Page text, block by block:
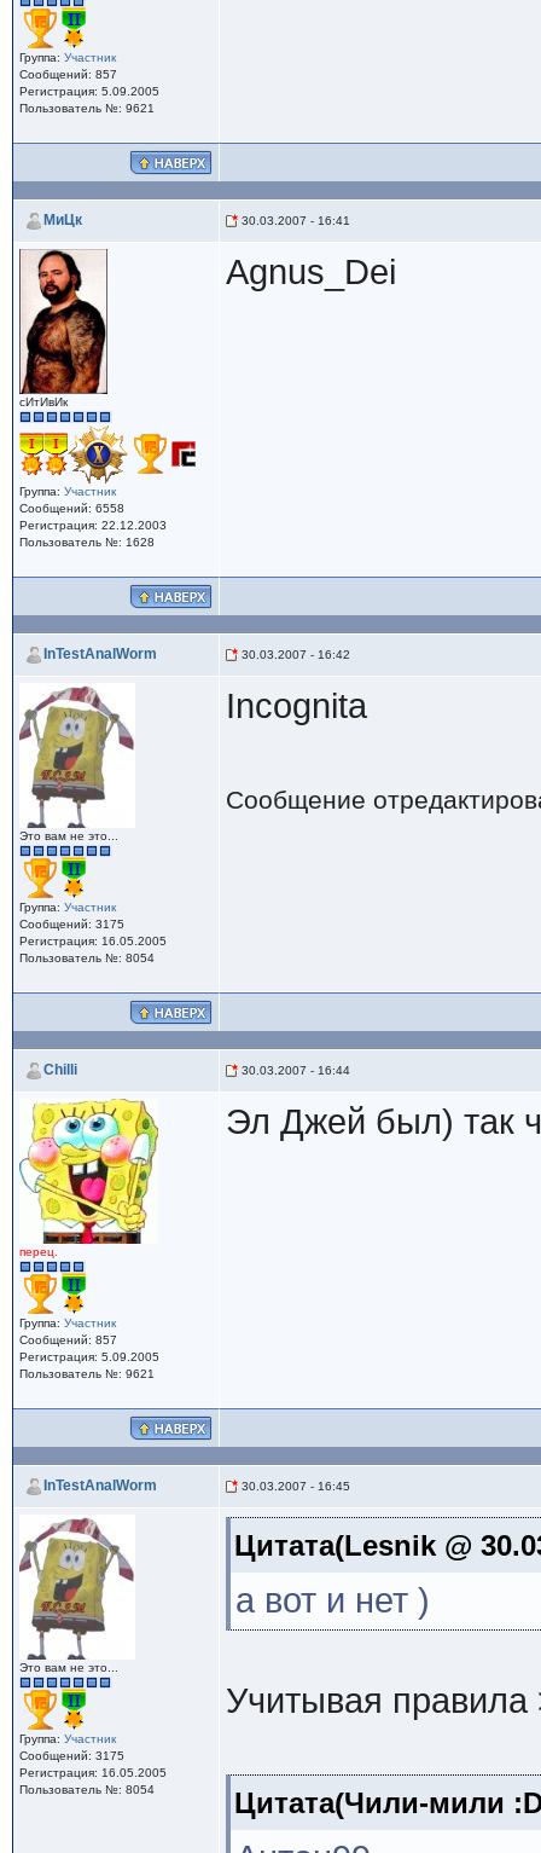
Группа: Участник
Сообщений: 857
Регистрация: 5.09.2005
Пользователь №: 9621
МиЦк 30.03.2007 - 16:41
сИтИвИк
Группа: Участник
Сообщений: 6558
Регистрация: 22.12.2003
Пользователь №: 1628
Agnus_Dei
InTestAnalWorm 30.03.2007 - 16:42
Это вам не это...
Группа: Участник
Сообщений: 3175
Регистрация: 16.05.2005
Пользователь №: 8054
Incognita
Сообщение
Chilli 30.03.2007 - 16:44
перец.
Группа: Участник
Сообщений: 857
Регистрация: 5.09.2005
Пользователь №: 9621
Эл Джей был) так
InTestAnalWorm 30.03.2007 - 16:45
Это вам не это...
Группа: Участник
Сообщений: 3175
Регистрация: 16.05.2005
Пользователь №: 8054
Цитата(Lesnik @
а вот и нет )
Учитывая
Цитата(Чили-мили